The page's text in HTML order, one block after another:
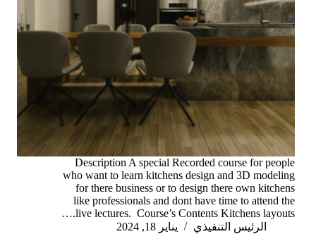
Description A special Recorded course for people
who want to learn kitchens design and 3D modeling
for there business or to design there own kitchens
like professionals and dont have time to attend the
live lectures. Course’s Contents Kitchens layouts.…
الرئيس التنفيذي
يناير 18, 2024